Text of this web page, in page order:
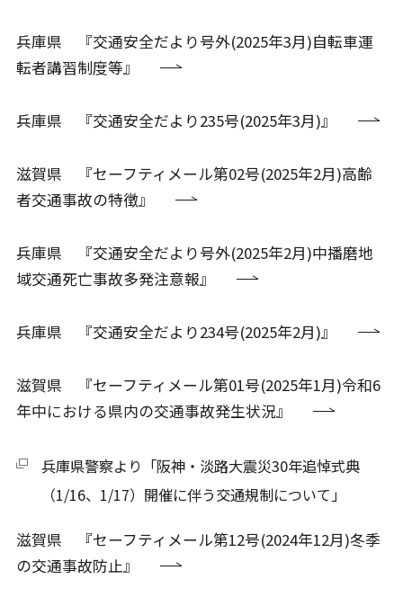
兵庫県 『交通安全だより号外(2025年3月)自転車運
転者講習制度等』
兵庫県 『交通安全だより235号(2025年3月)』
滋賀県 『セーフティメール第02号(2025年2月)高齢
者交通事故の特徴』
兵庫県 『交通安全だより号外(2025年2月)中播磨地
域交通死亡事故多発注意報』
兵庫県 『交通安全だより234号(2025年2月)』
滋賀県 『セーフティメール第01号(2025年1月)令和6
年中における県内の交通事故発生状況』
兵庫県警察より「阪神・淡路大震災30年追悼式典
（1/16、1/17）開催に伴う交通規制について」
滋賀県 『セーフティメール第12号(2024年12月)冬季
の交通事故防止』